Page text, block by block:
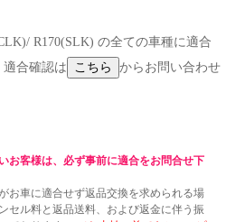
R170(SLK) の全ての車種に適合
合確認は
からお問い合わせ
お客様は、必ず事前に適合をお問合せ下
お車に適合せず返品交換を求められる場
セル料と返品送料、および返金に伴う振